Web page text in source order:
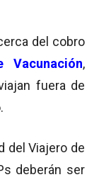
del cobro
Vacunación,
fuera de
del Viajero de
deberán ser